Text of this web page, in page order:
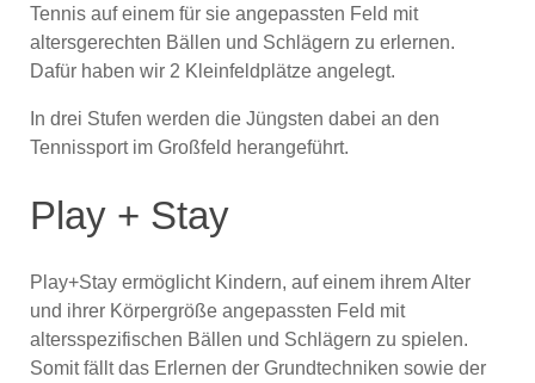
Tennis auf einem für sie angepassten Feld mit
altersgerechten Bällen und Schlägern zu erlernen.
Dafür haben wir 2 Kleinfeldplätze angelegt.
In drei Stufen werden die Jüngsten dabei an den
Tennissport im Großfeld herangeführt.
Play + Stay
Play+Stay ermöglicht Kindern, auf einem ihrem Alter
und ihrer Körpergröße angepassten Feld mit
altersspezifischen Bällen und Schlägern zu spielen.
Somit fällt das Erlernen der Grundtechniken sowie der